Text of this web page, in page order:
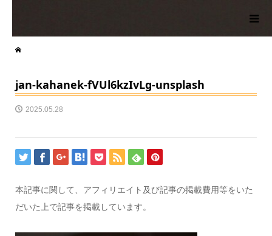
jan-kahanek-fVUl6kzIvLg-unsplash
2025.05.28
本記事に関して、アフィリエイト及び記事の掲載費用等をいた
だいた上で記事を掲載しています。